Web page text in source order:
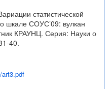
статистической
шкале СОУС’09: вулкан
КРАУНЦ. Серия: Науки о
40.